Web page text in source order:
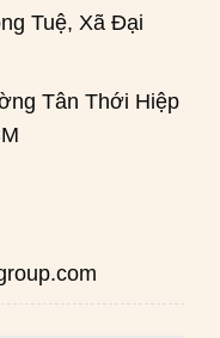
Tuệ, Xã Đại
Tân Thới Hiệp